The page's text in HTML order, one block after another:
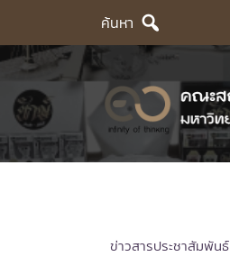
content
ค้นหา
ข่าวสารประชาสัมพันธ์